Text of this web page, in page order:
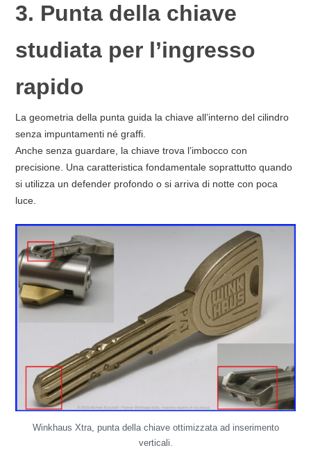
3. Punta della chiave
studiata per l’ingresso
rapido
La geometria della punta guida la chiave all’interno del cilindro
senza impuntamenti né graffi.
Anche senza guardare, la chiave trova l’imbocco con
precisione. Una caratteristica fondamentale soprattutto quando
si utilizza un defender profondo o si arriva di notte con poca
luce.
Winkhaus Xtra, punta della chiave ottimizzata ad inserimento
verticali.